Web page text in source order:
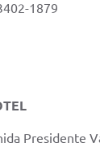
1879
Presidente